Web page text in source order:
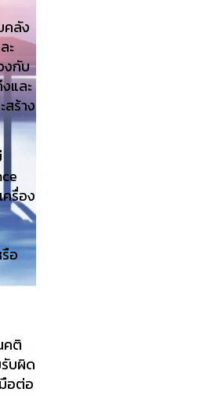
คลัง
ะ
งกับ
และ
สร้าง
ครื่อง
อ
คติ
บผิด
อต่อ